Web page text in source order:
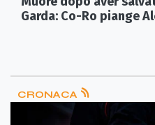
Garda: Co-Ro piange
CRONACA